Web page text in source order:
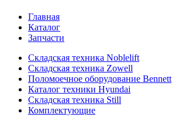
Главная
Каталог
Запчасти
Складская техника Noblelift
Складская техника Zowell
Поломоечное оборудование Bennett
Каталог техники Hyundai
Складская техника Still
Комплектующие